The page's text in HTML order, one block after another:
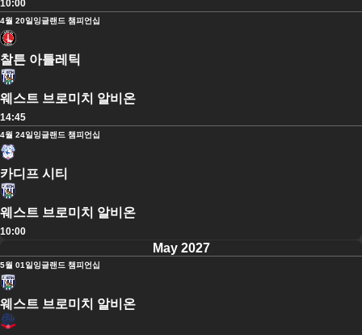
10:00
4월 20일잉글랜드 챔피언십
찰튼 아틀레틱
웨스트 브로미치 알비온
14:45
4월 24일잉글랜드 챔피언십
카디프 시티
웨스트 브로미치 알비온
10:00
May 2027
5월 01일잉글랜드 챔피언십
웨스트 브로미치 알비온